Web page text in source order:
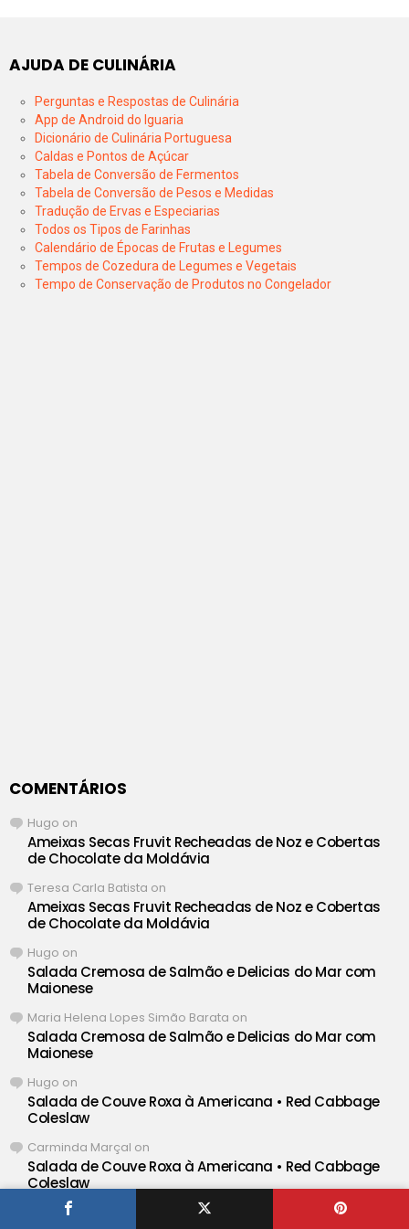
AJUDA DE CULINÁRIA
Perguntas e Respostas de Culinária
App de Android do Iguaria
Dicionário de Culinária Portuguesa
Caldas e Pontos de Açúcar
Tabela de Conversão de Fermentos
Tabela de Conversão de Pesos e Medidas
Tradução de Ervas e Especiarias
Todos os Tipos de Farinhas
Calendário de Épocas de Frutas e Legumes
Tempos de Cozedura de Legumes e Vegetais
Tempo de Conservação de Produtos no Congelador
COMENTÁRIOS
Hugo on
Ameixas Secas Fruvit Recheadas de Noz e Cobertas
de Chocolate da Moldávia
Teresa Carla Batista on
Ameixas Secas Fruvit Recheadas de Noz e Cobertas
de Chocolate da Moldávia
Hugo on
Salada Cremosa de Salmão e Delicias do Mar com
Maionese
Maria Helena Lopes Simão Barata on
Salada Cremosa de Salmão e Delicias do Mar com
Maionese
Hugo on
Salada de Couve Roxa à Americana • Red Cabbage
Coleslaw
Carminda Marçal on
Salada de Couve Roxa à Americana • Red Cabbage
Coleslaw